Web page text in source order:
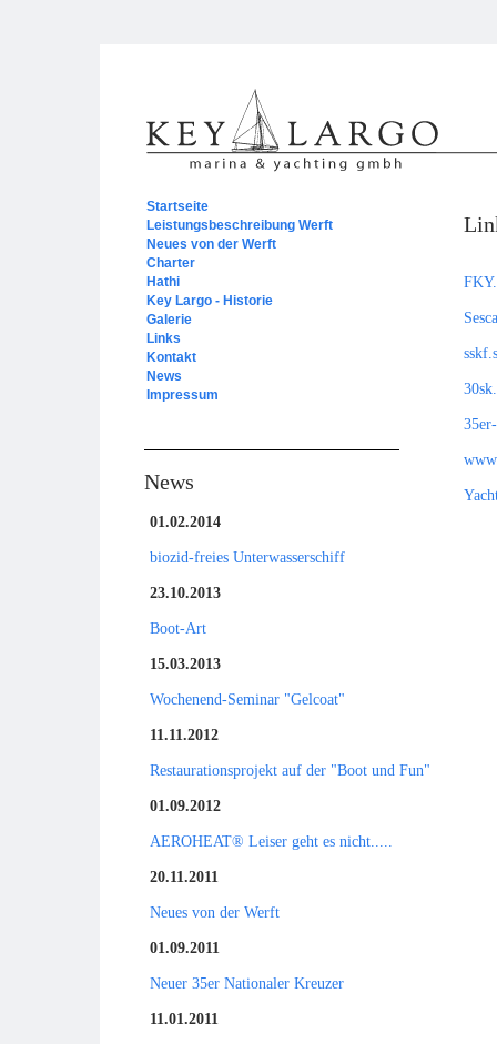
Startseite
Leistungsbeschreibung Werft
Neues von der Werft
Charter
Hathi
Key Largo - Historie
Galerie
Links
Kontakt
News
Impressum
News
01.02.2014
biozid-freies Unterwasserschiff
23.10.2013
Boot-Art
15.03.2013
Wochenend-Seminar "Gelcoat"
11.11.2012
Restaurationsprojekt auf der "Boot und Fun"
01.09.2012
AEROHEAT® Leiser geht es nicht.....
20.11.2011
Neues von der Werft
01.09.2011
Neuer 35er Nationaler Kreuzer
11.01.2011